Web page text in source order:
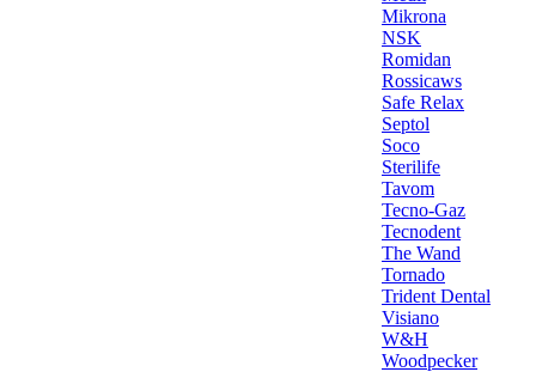
Mikrona
NSK
Romidan
Rossicaws
Safe Relax
Septol
Soco
Sterilife
Tavom
Tecno-Gaz
Tecnodent
The Wand
Tornado
Trident Dental
Visiano
W&H
Woodpecker